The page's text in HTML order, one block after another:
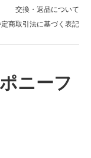
交換・返品について
商取引法に基づく表記
ニーフ